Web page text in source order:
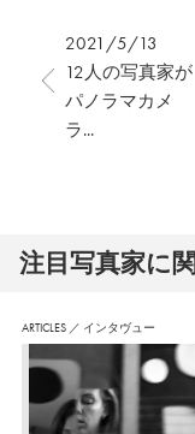
2021/5/13
12人の写真家が
パノラマカメ
ラ...
注⽬写真家に
ARTICLES ／ インタヴュー